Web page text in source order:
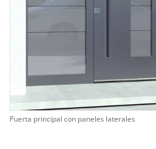
Puerta principal con paneles laterales